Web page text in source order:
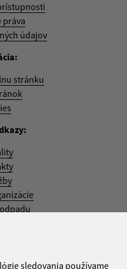
sledovania používame
práva
údajov
stránku